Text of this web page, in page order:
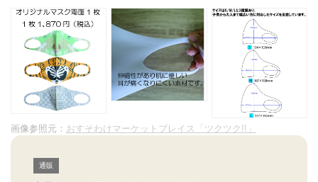
画像参照元： おすそわけマーケットプレイス「ツクツク!!」
通販